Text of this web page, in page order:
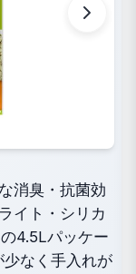
消臭・抗菌効
イト・シリカ
4.5Lパッケー
少なく手入れが